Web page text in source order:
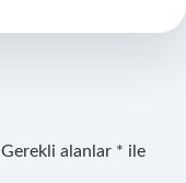
Gerekli alanlar * ile